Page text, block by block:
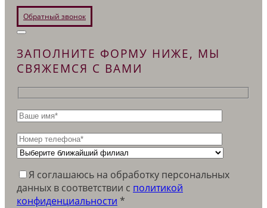
Обратный звонок
ЗАПОЛНИТЕ ФОРМУ НИЖЕ, МЫ
СВЯЖЕМСЯ С ВАМИ
Я соглашаюсь на обработку персональных
данных в соответствии c политикой
конфиденциальности *